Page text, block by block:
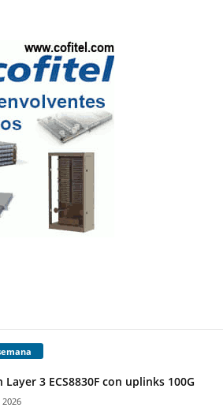
Layer 3 ECS8830F con uplinks 100G